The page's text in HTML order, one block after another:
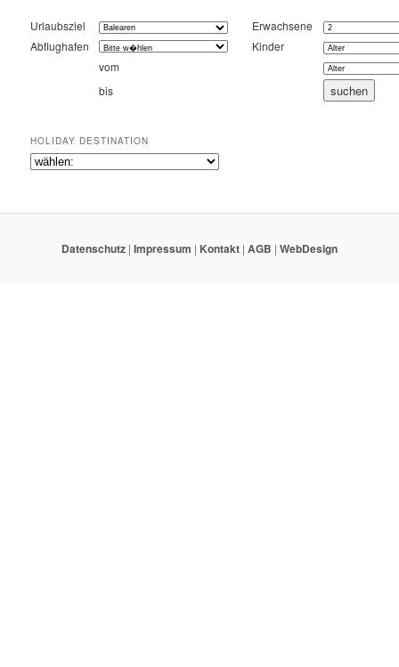
Urlaubsziel
Erwachsene
Abflughafen
Kinder
vom
bis
HOLIDAY DESTINATION
Datenschutz | Impressum | Kontakt | AGB | WebDesign